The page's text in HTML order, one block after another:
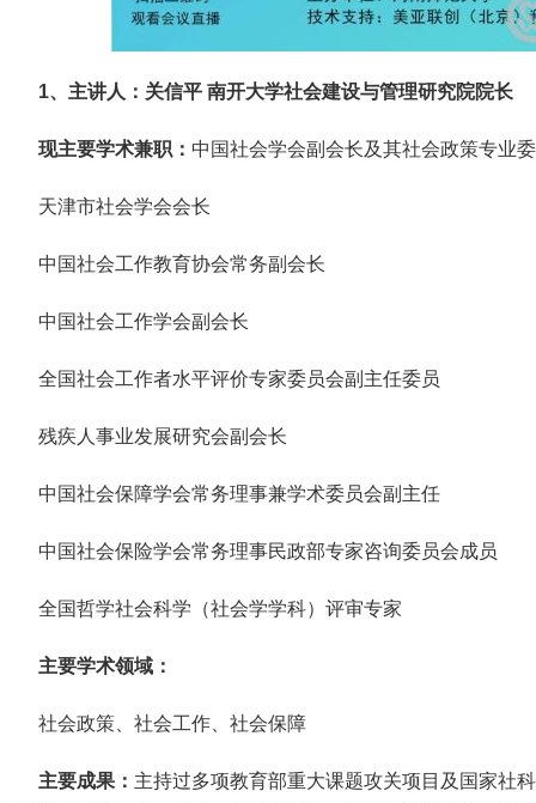
1、主讲人： 关信平 南开大学社会建设与管理研究院院长
现主要学术兼职： 中国社会学会副会长及其社会政策专业
天津市社会学会会长
中国社会工作教育协会常务副会长
中国社会工作学会副会长
全国社会工作者水平评价专家委员会副主任委员
残疾人事业发展研究会副会长
中国社会保障学会常务理事兼学术委员会副主任
中国社会保险学会常务理事民政部专家咨询委员会成员
全国哲学社会科学（社会学学科）评审专家
主要学术领域：
社会政策、社会工作、社会保障
主要成果： 主持过多项教育部重大课题攻关项目及国家社